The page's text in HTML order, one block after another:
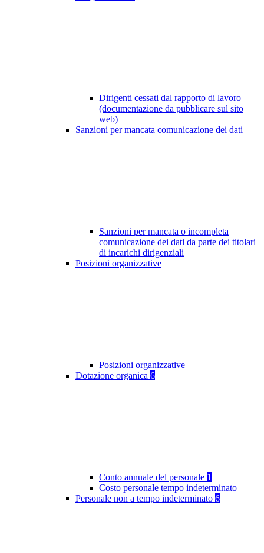
Dirigenti cessati dal rapporto di lavoro
(documentazione da pubblicare sul sito
web)
Sanzioni per mancata comunicazione dei dati
Sanzioni per mancata o incompleta
comunicazione dei dati da parte dei titolari
di incarichi dirigenziali
Posizioni organizzative
Posizioni organizzative
Dotazione organica 6
Conto annuale del personale 1
Costo personale tempo indeterminato
Personale non a tempo indeterminato 6